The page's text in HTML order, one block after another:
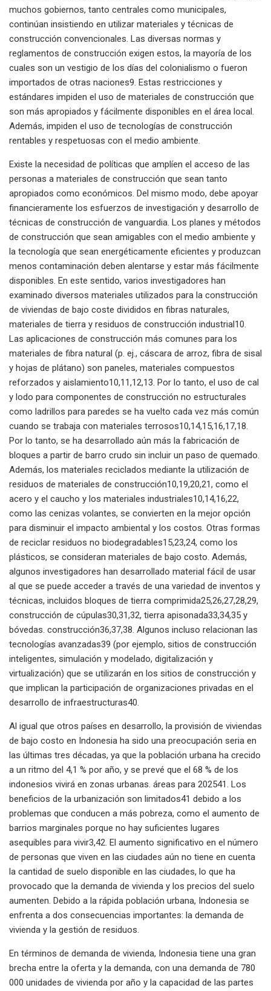
muchos gobiernos, tanto centrales como municipales,
continúan insistiendo en utilizar materiales y técnicas de
construcción convencionales. Las diversas normas y
reglamentos de construcción exigen estos, la mayoría de los
cuales son un vestigio de los días del colonialismo o fueron
importados de otras naciones9. Estas restricciones y
estándares impiden el uso de materiales de construcción que
son más apropiados y fácilmente disponibles en el área local.
Además, impiden el uso de tecnologías de construcción
rentables y respetuosas con el medio ambiente.
Existe la necesidad de políticas que amplíen el acceso de las
personas a materiales de construcción que sean tanto
apropiados como económicos. Del mismo modo, debe apoyar
financieramente los esfuerzos de investigación y desarrollo de
técnicas de construcción de vanguardia. Los planes y métodos
de construcción que sean amigables con el medio ambiente y
la tecnología que sean energéticamente eficientes y produzcan
menos contaminación deben alentarse y estar más fácilmente
disponibles. En este sentido, varios investigadores han
examinado diversos materiales utilizados para la construcción
de viviendas de bajo coste divididos en fibras naturales,
materiales de tierra y residuos de construcción industrial10.
Las aplicaciones de construcción más comunes para los
materiales de fibra natural (p. ej., cáscara de arroz, fibra de sisal
y hojas de plátano) son paneles, materiales compuestos
reforzados y aislamiento10,11,12,13. Por lo tanto, el uso de cal
y lodo para componentes de construcción no estructurales
como ladrillos para paredes se ha vuelto cada vez más común
cuando se trabaja con materiales terrosos10,14,15,16,17,18.
Por lo tanto, se ha desarrollado aún más la fabricación de
bloques a partir de barro crudo sin incluir un paso de quemado.
Además, los materiales reciclados mediante la utilización de
residuos de materiales de construcción10,19,20,21, como el
acero y el caucho y los materiales industriales10,14,16,22,
como las cenizas volantes, se convierten en la mejor opción
para disminuir el impacto ambiental y los costos. Otras formas
de reciclar residuos no biodegradables15,23,24, como los
plásticos, se consideran materiales de bajo costo. Además,
algunos investigadores han desarrollado material fácil de usar
al que se puede acceder a través de una variedad de inventos y
técnicas, incluidos bloques de tierra comprimida25,26,27,28,29,
construcción de cúpulas30,31,32, tierra apisonada33,34,35 y
bóvedas. construcción36,37,38. Algunos incluso relacionan las
tecnologías avanzadas39 (por ejemplo, sitios de construcción
inteligentes, simulación y modelado, digitalización y
virtualización) que se utilizarán en los sitios de construcción y
que implican la participación de organizaciones privadas en el
desarrollo de infraestructuras40.
Al igual que otros países en desarrollo, la provisión de viviendas
de bajo costo en Indonesia ha sido una preocupación seria en
las últimas tres décadas, ya que la población urbana ha crecido
a un ritmo del 4,1 % por año, y se prevé que el 68 % de los
indonesios vivirá en zonas urbanas. áreas para 202541. Los
beneficios de la urbanización son limitados41 debido a los
problemas que conducen a más pobreza, como el aumento de
barrios marginales porque no hay suficientes lugares
asequibles para vivir3,42. El aumento significativo en el número
de personas que viven en las ciudades aún no tiene en cuenta
la cantidad de suelo disponible en las ciudades, lo que ha
provocado que la demanda de vivienda y los precios del suelo
aumenten. Debido a la rápida población urbana, Indonesia se
enfrenta a dos consecuencias importantes: la demanda de
vivienda y la gestión de residuos.
En términos de demanda de vivienda, Indonesia tiene una gran
brecha entre la oferta y la demanda, con una demanda de 780
000 unidades de vivienda por año y la capacidad de las partes